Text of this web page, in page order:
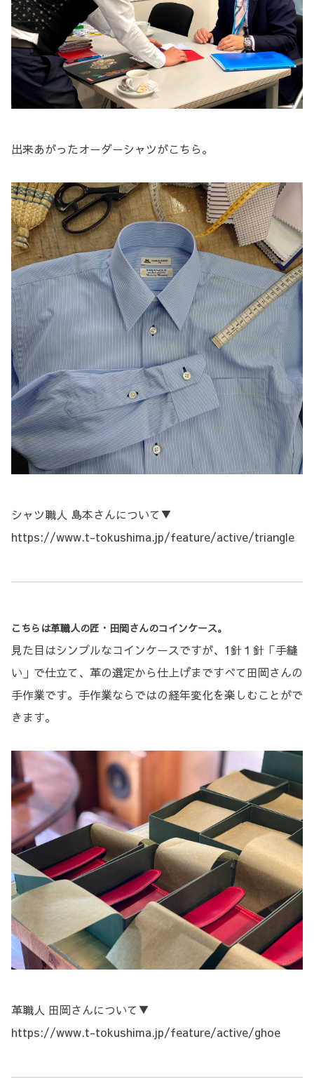
出来あがったオーダーシャツがこちら。
シャツ職人 島本さんについて▼
https://www.t-tokushima.jp/feature/active/triangle
こちらは革職人の匠・田岡さんのコインケース。
見た目はシンプルなコインケースですが、1針１針「手縫
い」で仕立て、革の選定から仕上げまですべて田岡さんの
手作業です。手作業ならではの経年変化を楽しむことがで
きます。
革職人 田岡さんについて▼
https://www.t-tokushima.jp/feature/active/ghoe